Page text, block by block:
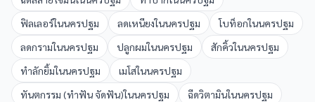
ฟิลเลอร์ในนครปฐม ลดเหนียงในนครปฐม โบท็อกในนครปฐม
ลดกรามในนครปฐม ปลูกผมในนครปฐม สักคิ้วในนครปฐม
ทำลักยิ้มในนครปฐม เมโสในนครปฐม
ทันตกรรม (ทำฟัน จัดฟัน)ในนครปฐม ฉีดวิตามินในนครปฐม